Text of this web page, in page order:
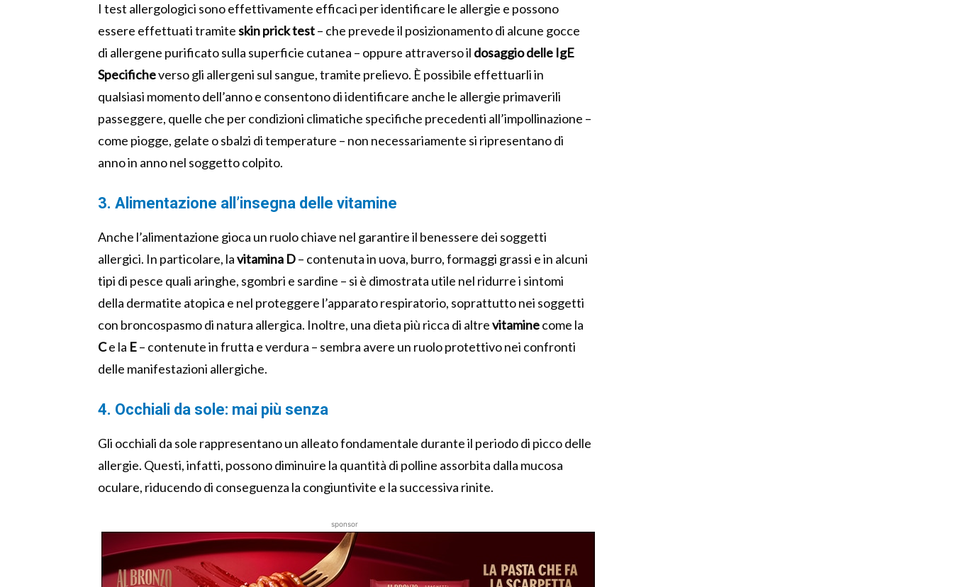
I test allergologici sono effettivamente efficaci per identificare le allergie e possono
essere effettuati tramiteskin prick test– che prevede il posizionamento di alcune gocce
di allergene purificato sulla superficie cutanea – oppure attraverso il dosaggio delle IgE
Specificheverso gli allergeni sul sangue, tramite prelievo. È possibile effettuarli in
qualsiasi momento dell’anno e consentono di identificare anche le allergie primaverili
passeggere, quelle che per condizioni climatiche specifiche precedenti all’impollinazione –
come piogge, gelate o sbalzi di temperature – non necessariamente si ripresentano di
anno in anno nel soggetto colpito.
3. Alimentazione all’insegna delle vitamine
Anche l’alimentazione gioca un ruolo chiave nel garantire il benessere dei soggetti
allergici. In particolare, lavitamina D– contenuta in uova, burro, formaggi grassi e in alcuni
tipi di pesce quali aringhe, sgombri e sardine – si è dimostrata utile nel ridurre i sintomi
della dermatite atopica e nel proteggere l’apparato respiratorio, soprattutto nei soggetti
con broncospasmo di natura allergica. Inoltre, una dieta più ricca di altrevitaminecome la
Ce la E– contenute in frutta e verdura – sembra avere un ruolo protettivo nei confronti
delle manifestazioni allergiche.
4. Occhiali da sole: mai più senza
Gli occhiali da sole rappresentano un alleato fondamentale durante il periodo di picco delle
allergie. Questi, infatti, possono diminuire la quantità di polline assorbita dalla mucosa
oculare, riducendo di conseguenza la congiuntivite e la successiva rinite.
sponsor